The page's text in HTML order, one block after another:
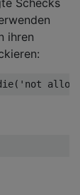
Schecks
ihren